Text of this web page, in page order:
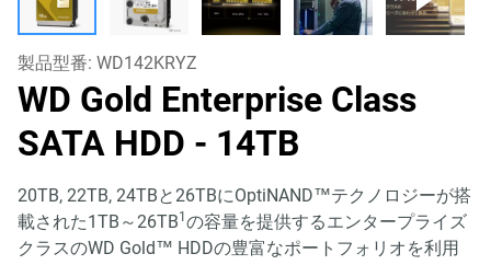
製品型番: WD142KRYZ
WD Gold Enterprise Class
SATA HDD - 14TB
20TB, 22TB, 24TBと26TBにOptiNAND™テクノロジーが搭
載された1TB～26TB1 の容量を提供するエンタープライズ
クラスのWD Gold™ HDDの豊富なポートフォリオを利用